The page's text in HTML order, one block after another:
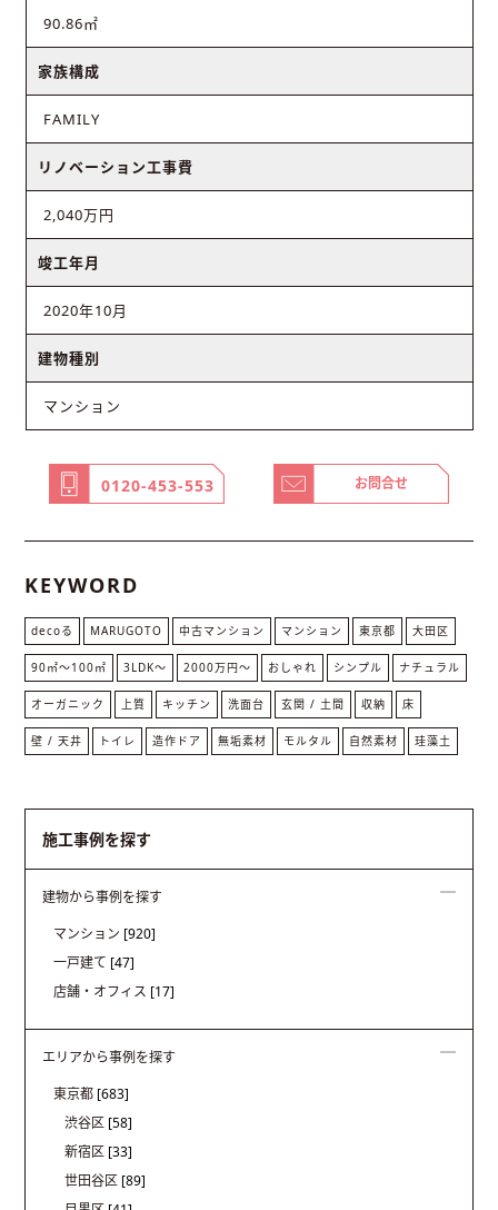
90.86㎡
家族構成
FAMILY
リノベーション工事費
2,040万円
竣工年月
2020年10月
建物種別
マンション
0120-453-553 お問合せ
KEYWORD
decoる MARUGOTO 中古マンション マンション 東京都 大田区
90㎡〜100㎡ 3LDK〜 2000万円〜 おしゃれ シンプル ナチュラル
オーガニック 上質 キッチン 洗面台 玄関 / 土間 収納 床
壁 / 天井 トイレ 造作ドア 無垢素材 モルタル 自然素材 珪藻土
施工事例を探す
建物から事例を探す
マンション [920]
一戸建て [47]
店舗・オフィス [17]
エリアから事例を探す
東京都 [683]
渋谷区 [58]
新宿区 [33]
世田谷区 [89]